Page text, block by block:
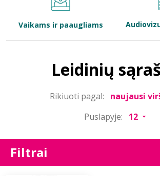
Bibliotekoms
Vaikams ir paaugliams
Leidinių
Rikiuoti pagal:
Puslapyje:
Filtrai